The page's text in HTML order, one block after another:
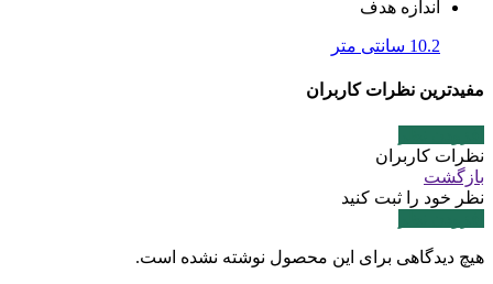
اندازه هدف
10.2 سانتی متر
مفیدترین نظرات کاربران
نظرات کاربران
بازگشت
نظر خود را ثبت کنید
هیچ دیدگاهی برای این محصول نوشته نشده است.